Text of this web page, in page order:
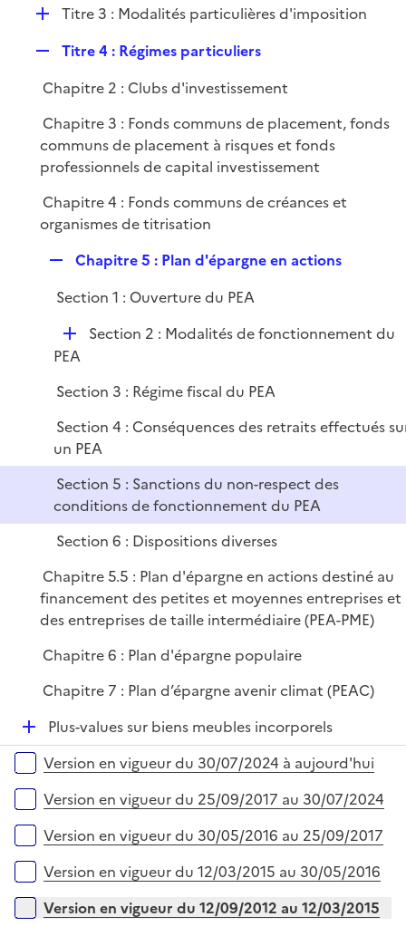
r
D
l
i
e
r
Titre 3 : Modalités particulières d'imposition
p
l
Titre 4 : Régimes particuliers
Chapitre 2 : Clubs d'investissement
Chapitre 3 : Fonds communs de placement, fonds
communs de placement à risques et fonds
professionnels de capital investissement
Chapitre 4 : Fonds communs de créances et
organismes de titrisation
p
l
i
e
r
Chapitre 5 : Plan d'épargne en actions
Section 1 : Ouverture du PEA
D
l
i
e
r
Section 2 : Modalités de fonctionnement du
PEA
Section 3 : Régime fiscal du PEA
Section 4 : Conséquences des retraits effectués
un PEA
Section 5 : Sanctions du non-respect des
conditions de fonctionnement du PEA
Section 6 : Dispositions diverses
Chapitre 5.5 : Plan d'épargne en actions destiné au
financement des petites et moyennes entreprises et
des entreprises de taille intermédiaire (PEA-PME)
Chapitre 6 : Plan d'épargne populaire
Chapitre 7 : Plan d’épargne avenir climat (PEAC)
D
é
p
e
Plus-values sur biens meubles incorporels
Versions sur la période
Version en vigueur du 30/07/2024 à aujourd'hui
Version en vigueur du 25/09/2017 au 30/07/2024
Version en vigueur du 30/05/2016 au 25/09/2017
Version en vigueur du 12/03/2015 au 30/05/2016
Version en vigueur du 12/09/2012 au 12/03/2015